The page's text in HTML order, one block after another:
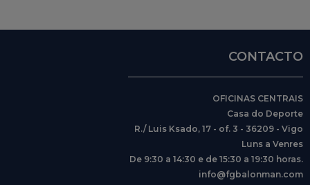
CONTACTO
OFICINAS CENTRAIS
Casa do Deporte
R./ Luis Ksado, 17 - of. 3 - 36209 - Vigo
Luns a Venres
De 9:30 a 14:30 e de 15:30 a 19:30 horas.
info@fgbalonman.com